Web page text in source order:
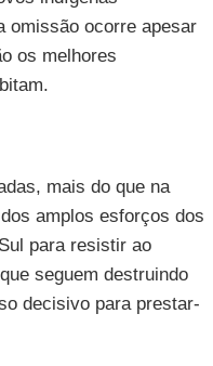
omissão ocorre apesar
os melhores
mais do que na
amplos esforços dos
para resistir ao
seguem destruindo
decisivo para prestar-